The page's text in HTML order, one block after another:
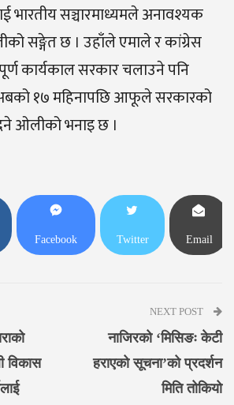
भारतीय सञ्चारमाध्यमले अनावश्यक
सङ्गेत छ । उहाँले एमाले र कांग्रेस
कार्यकाल सरकार चलाउने पनि
१७ महिनापछि आफूले सरकारको
ओलीको भनाइ छ ।
Facebook Twitter Email
विकास
NEXT POST
नाजिरको ‘मिसिङः केटी
हराएको सूचना’को प्रदर्शन
मिति तोकियो